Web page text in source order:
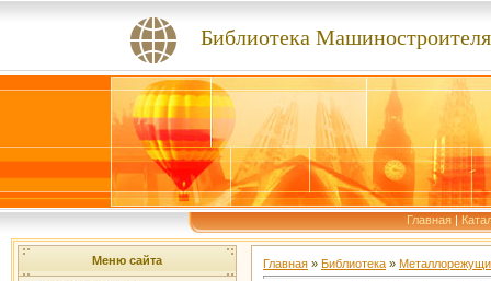
Библиотека Машиностроителя
Главная |
Меню сайта Главная » Библиотека »